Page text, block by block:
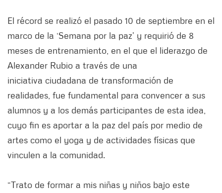
El récord se realizó el pasado 10 de septiembre en el
marco de la ‘Semana por la paz’ y requirió de 8
meses de entrenamiento, en el que el liderazgo de
Alexander Rubio a través de una
iniciativa ciudadana de transformación de
realidades, fue fundamental para convencer a sus
alumnos y a los demás participantes de esta idea,
cuyo fin es aportar a la paz del país por medio de
artes como el yoga y de actividades físicas que
vinculen a la comunidad.
“Trato de formar a mis niñas y niños bajo este